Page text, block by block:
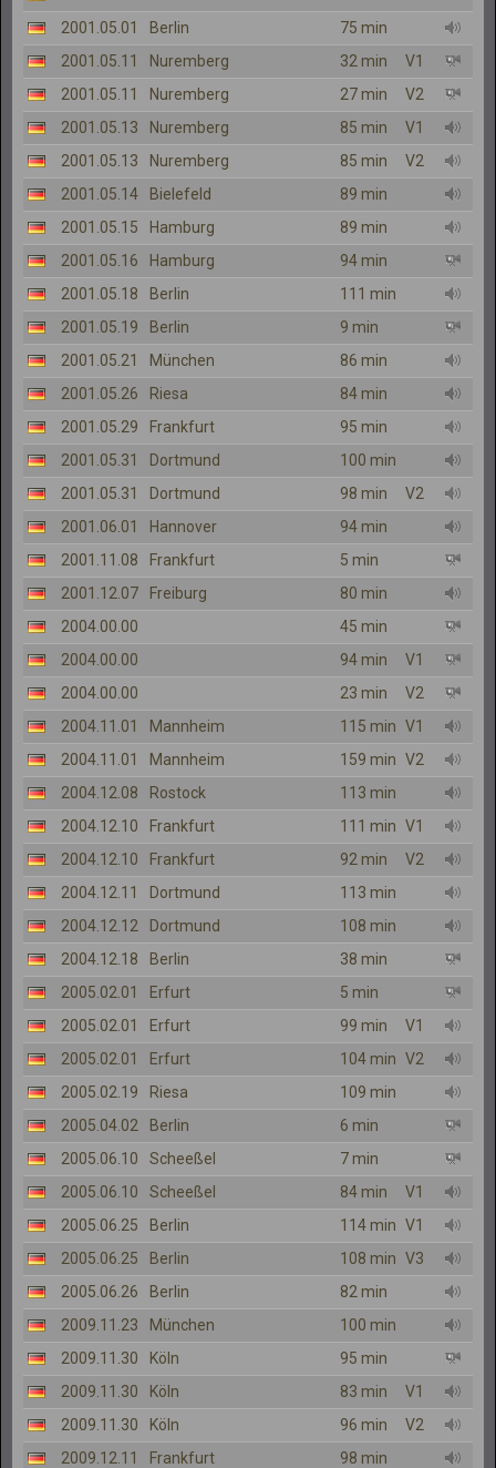
2001.05.01
Berlin
75 min
2001.05.11
Nuremberg 32 min
V1
2001.05.11
Nuremberg 27 min
V2
2001.05.13
Nuremberg 85 min
V1
2001.05.13
Nuremberg 85 min
V2
2001.05.14
Bielefeld
89 min
2001.05.15
Hamburg
89 min
2001.05.16
Hamburg
94 min
2001.05.18
Berlin
111 min
2001.05.19
Berlin
9 min
2001.05.21
München
86 min
2001.05.26
Riesa
84 min
2001.05.29
Frankfurt
95 min
2001.05.31
Dortmund
100 min
2001.05.31
Dortmund 98 min
V2
2001.06.01
Hannover
94 min
2001.11.08
Frankfurt
5 min
2001.12.07
Freiburg
80 min
2004.00.00
45 min
2004.00.00
94 min
V1
2004.00.00
23 min
V2
2004.11.01
Mannheim 115 min V1
2004.11.01
Mannheim 159 min V2
2004.12.08
Rostock
113 min
2004.12.10
Frankfurt 111 min V1
2004.12.10
Frankfurt 92 min
V2
2004.12.11
Dortmund
113 min
2004.12.12
Dortmund
108 min
2004.12.18
Berlin
38 min
2005.02.01
Erfurt
5 min
2005.02.01
Erfurt 99 min
V1
2005.02.01
Erfurt 104 min V2
2005.02.19
Riesa
109 min
2005.04.02
Berlin
6 min
2005.06.10
Scheeßel
7 min
2005.06.10
Scheeßel 84 min
V1
2005.06.25
Berlin 114 min V1
2005.06.25
Berlin 108 min V3
2005.06.26
Berlin
82 min
2009.11.23
München
100 min
2009.11.30
Köln
95 min
2009.11.30
Köln 83 min
V1
2009.11.30
Köln 96 min
V2
2009.12.11
Frankfurt
98 min